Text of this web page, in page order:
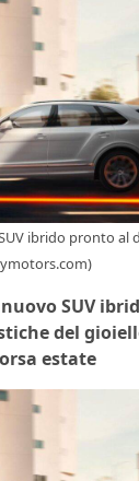
ibrido pronto al
SUV
del
estate